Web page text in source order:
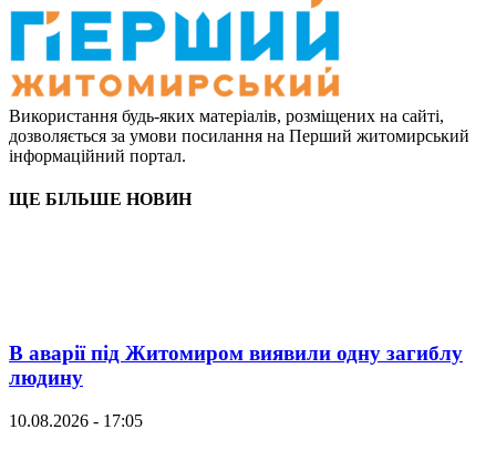
Використання будь-яких матеріалів, розміщених на сайті,
дозволяється за умови посилання на Перший житомирський
інформаційний портал.
ЩЕ БІЛЬШЕ НОВИН
В аварії під Житомиром виявили одну загиблу
людину
10.08.2026 - 17:05